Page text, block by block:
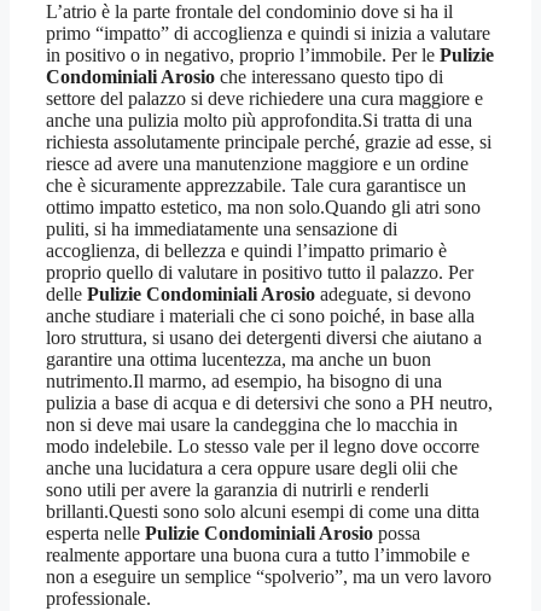
L’atrio è la parte frontale del condominio dove si ha il
primo “impatto” di accoglienza e quindi si inizia a valutare
in positivo o in negativo, proprio l’immobile. Per le Pulizie
Condominiali Arosio che interessano questo tipo di
settore del palazzo si deve richiedere una cura maggiore e
anche una pulizia molto più approfondita.Si tratta di una
richiesta assolutamente principale perché, grazie ad esse, si
riesce ad avere una manutenzione maggiore e un ordine
che è sicuramente apprezzabile. Tale cura garantisce un
ottimo impatto estetico, ma non solo.Quando gli atri sono
puliti, si ha immediatamente una sensazione di
accoglienza, di bellezza e quindi l’impatto primario è
proprio quello di valutare in positivo tutto il palazzo. Per
delle Pulizie Condominiali Arosio adeguate, si devono
anche studiare i materiali che ci sono poiché, in base alla
loro struttura, si usano dei detergenti diversi che aiutano a
garantire una ottima lucentezza, ma anche un buon
nutrimento.Il marmo, ad esempio, ha bisogno di una
pulizia a base di acqua e di detersivi che sono a PH neutro,
non si deve mai usare la candeggina che lo macchia in
modo indelebile. Lo stesso vale per il legno dove occorre
anche una lucidatura a cera oppure usare degli olii che
sono utili per avere la garanzia di nutrirli e renderli
brillanti.Questi sono solo alcuni esempi di come una ditta
esperta nelle Pulizie Condominiali Arosio possa
realmente apportare una buona cura a tutto l’immobile e
non a eseguire un semplice “spolverio”, ma un vero lavoro
professionale.